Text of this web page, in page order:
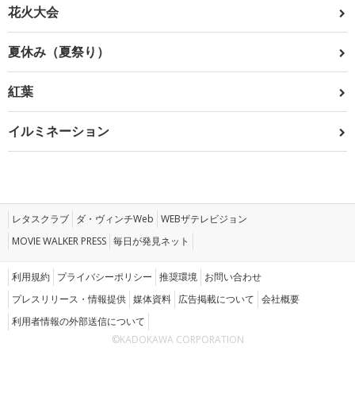
花火大会
夏休み（夏祭り）
紅葉
イルミネーション
レタスクラブ ダ・ヴィンチWeb WEBザテレビジョン
MOVIE WALKER PRESS 毎日が発見ネット
利用規約 プライバシーポリシー 推奨環境 お問い合わせ
プレスリリース・情報提供 媒体資料 広告掲載について 会社概要
利用者情報の外部送信について
©KADOKAWA CORPORATION